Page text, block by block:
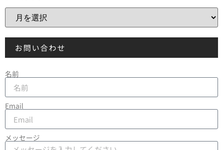
お問い合わせ
名前
Email
メッセージ